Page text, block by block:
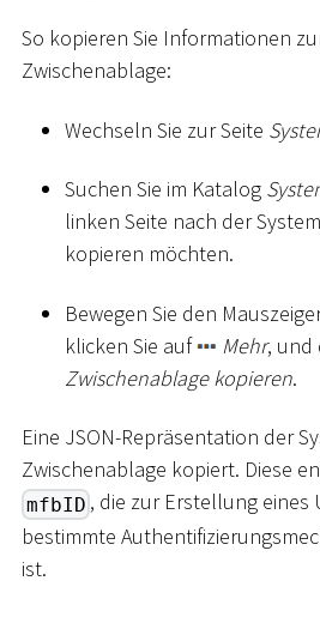
So kopieren Sie Informationen
Zwischenablage:
Wechseln Sie zur Seite
Suchen Sie im Katalog
linken Seite nach der
kopieren möchten.
Bewegen Sie den
klicken Sie auf
Mehr, und
Zwischenablage kopieren.
Eine JSON-Repräsentation der
Zwischenablage kopiert. Diese
mfbID , die zur Erstellung eines
bestimmte
ist.